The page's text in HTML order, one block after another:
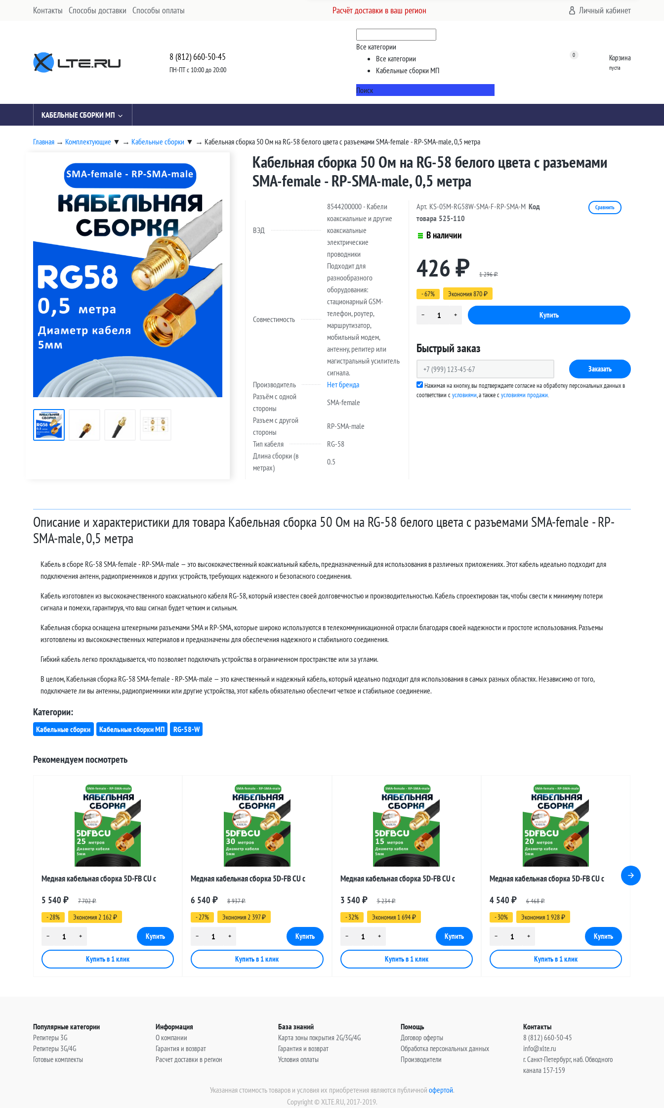
Контакты Способы доставки Способы оплаты Расчёт доставки в ваш регион Личный кабинет
8 (812) 660-50-45
ПН-ПТ с 10:00 до 20:00
Все категории
Все категории
Кабельные сборки МП
Поиск
0 Корзина
пуста
КАБЕЛЬНЫЕ СБОРКИ МП
Главная → Комплектующие ▼ → Кабельные сборки ▼ → Кабельная сборка 50 Ом на RG-58 белого цвета с разъемами SMA-female - RP-SMA-male, 0,5 метра
Кабельная сборка 50 Ом на RG-58 белого цвета с разъемами
SMA-female - RP-SMA-male, 0,5 метра
ВЭД
8544200000 - Кабели
коаксиальные и другие
коаксиальные
электрические
проводники
Совместимость
Подходит для
разнообразного
оборудования:
стационарный GSM-
телефон, роутер,
маршрутизатор,
мобильный модем,
антенну, репитер или
магистральный усилитель
сигнала.
Производитель
Нет бренда
Разъём с одной
стороны
SMA-female
Разъем с другой
стороны
RP-SMA-male
Тип кабеля
RG-58
Длина сборки (в
метрах)
0.5
Арт. KS-05M-RG58W-SMA-F-RP-SMA-M Код
товара 525-110
Сравнить
В наличии
426 ₽ 1 296₽
- 67% Экономия870 ₽
Быстрый заказ
Заказать
Нажимая на кнопку, вы подтверждаете согласие на обработку персональных данных в
соответствии сусловиями, а также cусловиями продажи.
Описание и характеристики для товара Кабельная сборка 50 Ом на RG-58 белого цвета с разъемами SMA-female - RP-
SMA-male, 0,5 метра
Кабель в сборе RG-58 SMA-female - RP-SMA-male — это высококачественный коаксиальный кабель, предназначенный для использования в различных приложениях. Этот кабель идеально подходит для
подключения антенн, радиоприемников и других устройств, требующих надежного и безопасного соединения.
Кабель изготовлен из высококачественного коаксиального кабеля RG-58, который известен своей долговечностью и производительностью. Кабель спроектирован так, чтобы свести к минимуму потери
сигнала и помехи, гарантируя, что ваш сигнал будет четким и сильным.
Кабельная сборка оснащена штекерными разъемами SMA и RP-SMA, которые широко используются в телекоммуникационной отрасли благодаря своей надежности и простоте использования. Разъемы
изготовлены из высококачественных материалов и предназначены для обеспечения надежного и стабильного соединения.
Гибкий кабель легко прокладывается, что позволяет подключать устройства в ограниченном пространстве или за углами.
В целом, Кабельная сборка RG-58 SMA-female - RP-SMA-male — это качественный и надежный кабель, который идеально подходит для использования в самых разных областях. Независимо от того,
подключаете ли вы антенны, радиоприемники или другие устройства, этот кабель обязательно обеспечит четкое и стабильное соединение.
Категории:
Кабельные сборки Кабельные сборки МП RG-58-W
Рекомендуем посмотреть
Медная кабельная сборка 5D-FB CU с
метров
5 540 ₽ 7 702₽
- 28% Экономия 2 162 ₽
Медная кабельная сборка 5D-FB CU с
метров
6 540₽ 8 937₽
- 27% Экономия 2 397₽
Медная кабельная сборка 5D-FB CU с
метров
3 540 ₽ 5 234₽
- 32% Экономия 1 694 ₽
Медная кабельная сборка 5D-FB CU с
метров
4 540 ₽ 6 468₽
- 30% Экономия 1 928 ₽
Популярные категории
Репитеры 3G
Репитеры 3G/4G
Готовые комплекты
Информация
О компании
Гарантия и возврат
Расчет доставки в регион
База знаний
Карта зоны покрытия 2G/3G/4G
Гарантия и возврат
Условия оплаты
Помощь
Договор оферты
Обработка персональных данных
Производители
Контакты
8 (812) 660-50-45
info@xlte.ru
г. Санкт-Петербург, наб. Обводного
канала 157-159
Указанная стоимость товаров и условия их приобретения являются публичной офертой.
Copyright © XLTE.RU, 2017-2019.